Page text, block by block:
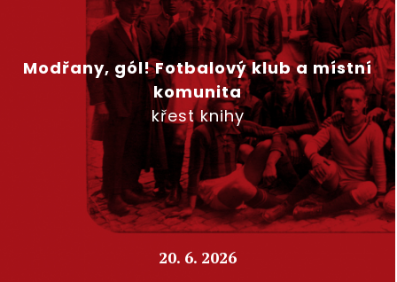
Modřany, gól! Fotbalový klub a místní
komunita
křest knihy
20. 6. 2026